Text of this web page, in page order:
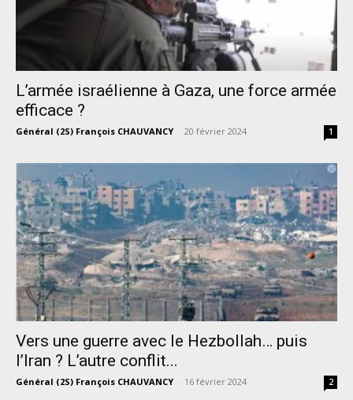
L’armée israélienne à Gaza, une force armée
efficace ?
Général (2S) François CHAUVANCY - 20 février 2024 1
Vers une guerre avec le Hezbollah… puis
l’Iran ? L’autre conflit...
Général (2S) François CHAUVANCY - 16 février 2024 2